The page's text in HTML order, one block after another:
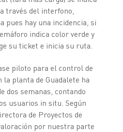
través del interfono,
pues hay una incidencia, si
indica color verde y
su ticket e inicia su ruta.
piloto para el control de
la planta de Guadalete ha
dos semanas, contando
usuarios in situ. Según
de Proyectos de
por nuestra parte